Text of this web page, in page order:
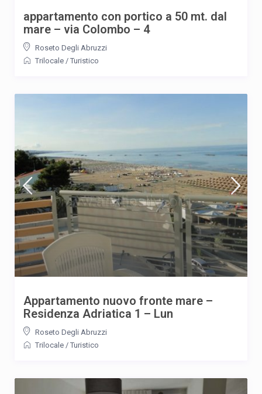
appartamento con portico a 50 mt. dal
mare – via Colombo – 4
Roseto Degli Abruzzi
Trilocale / Turistico
Appartamento nuovo fronte mare –
Residenza Adriatica 1 – Lun
Roseto Degli Abruzzi
Trilocale / Turistico